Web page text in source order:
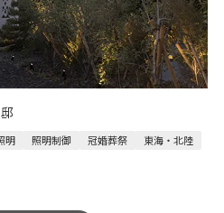
明 照明制御 冠婚葬祭 東海・北陸